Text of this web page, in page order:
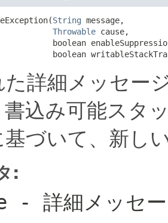
String message,
Throwable cause,
boolean
boolean
詳細メッセー
書込み可能スタ
基づいて、新し
:
- 詳細メッセ